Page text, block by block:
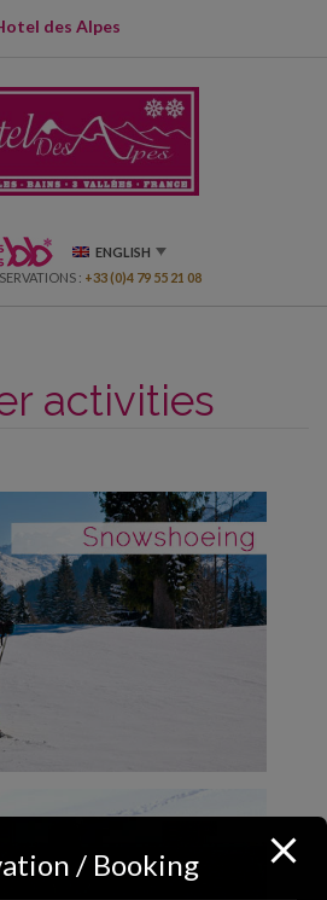
des Alpes
ENGLISH
: +33 (0)4 79 55 21 08
activities
/ Booking